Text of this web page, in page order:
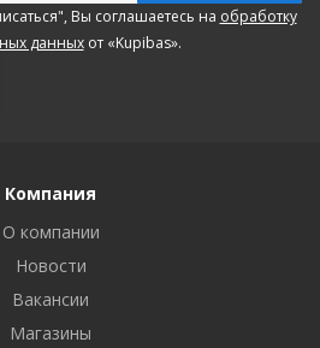
Вы соглашаетесь на обработку
данныхот «Kupibas».
Компания
О компании
Новости
Вакансии
Магазины